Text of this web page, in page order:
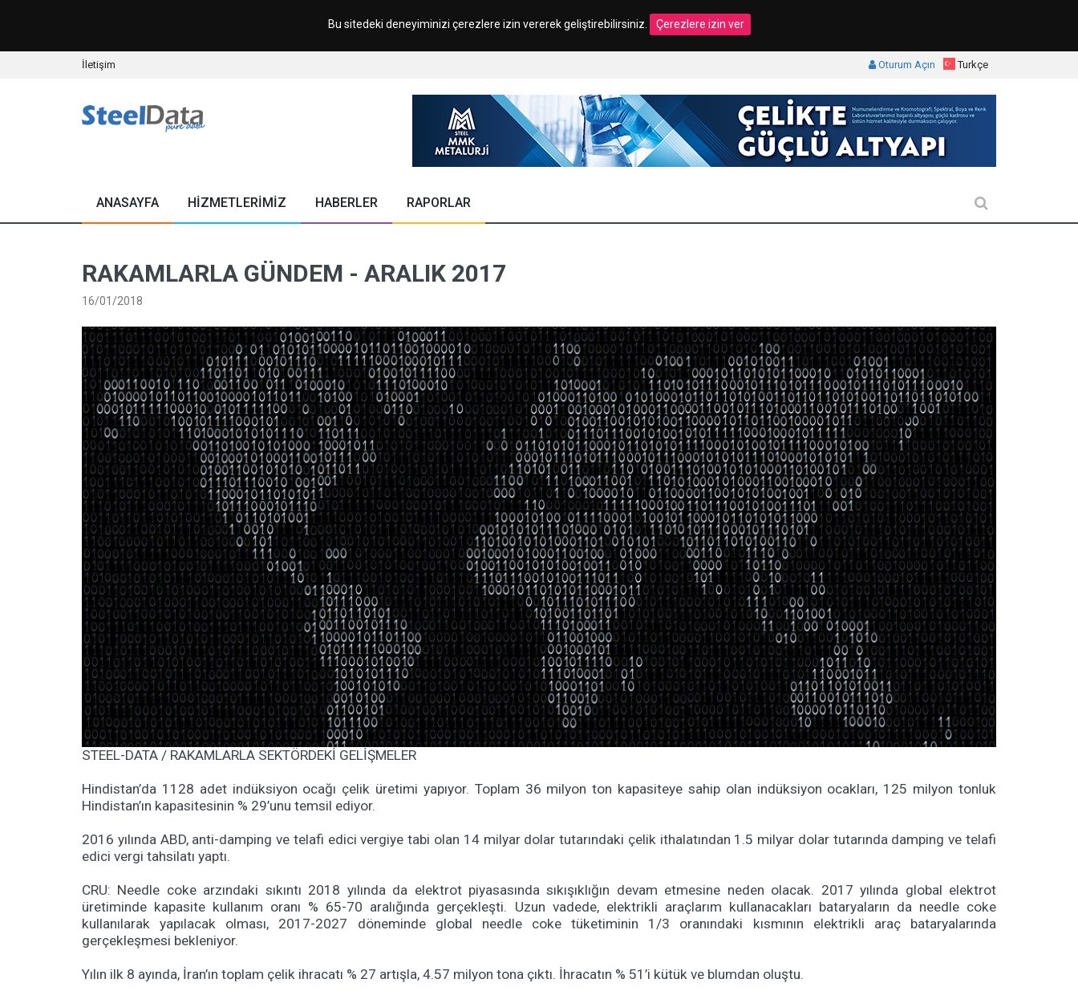
Bu sitedeki deneyiminizi çerezlere izin vererek geliştirebilirsiniz. Çerezlere izin ver
İletişim Oturum Açın Turkçe
ANASAYFA HİZMETLERİMİZ HABERLER RAPORLAR
RAKAMLARLA GÜNDEM - ARALIK 2017
16/01/2018
STEEL-DATA / RAKAMLARLA SEKTÖRDEKİ GELİŞMELER
Hindistan’da 1128 adet indüksiyon ocağı çelik üretimi yapıyor. Toplam 36 milyon ton kapasiteye sahip olan indüksiyon ocakları, 125 milyon tonluk
Hindistan’ın kapasitesinin % 29’unu temsil ediyor.
2016 yılında ABD, anti-damping ve telafi edici vergiye tabi olan 14 milyar dolar tutarındaki çelik ithalatından 1.5 milyar dolar tutarında damping ve telafi
edici vergi tahsilatı yaptı.
CRU: Needle coke arzındaki sıkıntı 2018 yılında da elektrot piyasasında sıkışıklığın devam etmesine neden olacak. 2017 yılında global elektrot
üretiminde kapasite kullanım oranı % 65-70 aralığında gerçekleşti. Uzun vadede, elektrikli araçlarım kullanacakları bataryaların da needle coke
kullanılarak yapılacak olması, 2017-2027 döneminde global needle coke tüketiminin 1/3 oranındaki kısmının elektrikli araç bataryalarında
gerçekleşmesi bekleniyor.
Yılın ilk 8 ayında, İran’ın toplam çelik ihracatı % 27 artışla, 4.57 milyon tona çıktı. İhracatın % 51’i kütük ve blumdan oluştu.